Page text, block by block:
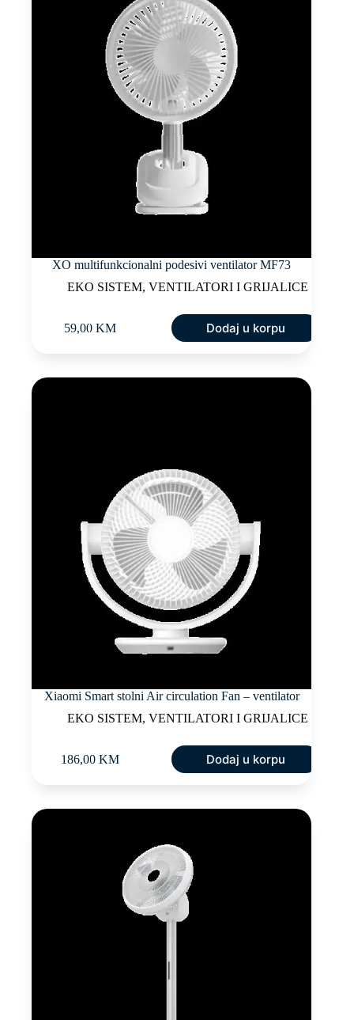
XO multifunkcionalni podesivi ventilator MF73
EKO SISTEM, VENTILATORI I GRIJALICE
59,00 KM Dodaj u korpu
Xiaomi Smart stolni Air circulation Fan – ventilator
EKO SISTEM, VENTILATORI I GRIJALICE
186,00 KM Dodaj u korpu